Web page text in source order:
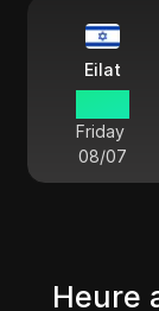
Eilat
Friday
08/07
Heure